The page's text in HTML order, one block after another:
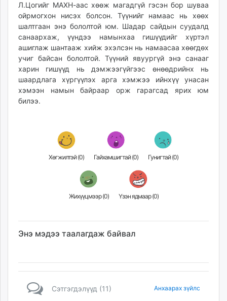
ugluu.mn
urlag.mn
asu.mn
shudarga.mn
shuurhai.mn
unuudur.mn
isee.mn
assa.mn
toim.mn
paparazzi.mn
unread.today
Л.Цогийг МАХН-аас хөөж магадгүй гэсэн бор шуваа
ойрмогхон нисэх болсон. Түүнийг намаас нь хөөх
шалтгаан энэ бололтой юм. Шадар сайдын суудалд
санаархаж, үүндээ намынхаа гишүүдийг хүртэл
ашиглаж шантааж хийж эхэлсэн нь намаасаа хөөгдөх
учиг байсан бололтой. Түүний явуургүй энэ санааг
харин гишүүд нь дэмжээгүйгээс өнөөдрийнх нь
шаардлага хүргүүлэх арга хэмжээ ийнхүү унасан
хэмээн намын байраар орж гарагсад ярих юм
билээ.
Хөгжилтэй (0) Гайхамшигтай (0) Гунигтай (0)
Жихүүцмээр (0) Үзэн ядмаар (0)
Энэ мэдээ таалагдаж байвал
Сэтгэгдэлүүд (11) Анхаарах зүйлс